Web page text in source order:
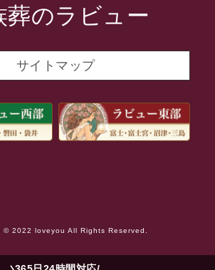
葬のラビュー
サイトマップ
© 2022 loveyou All Rights Reserved.